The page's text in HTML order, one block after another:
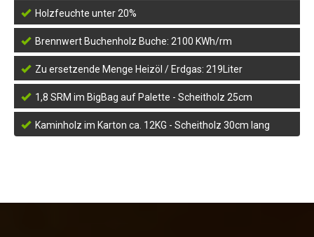
Holzfeuchte unter 20%
Brennwert Buchenholz Buche: 2100 KWh/rm
Zu ersetzende Menge Heizöl / Erdgas: 219Liter
1,8 SRM im BigBag auf Palette - Scheitholz 25cm
verfügbar
Kaminholz im Karton ca. 12KG - Scheitholz 30cm lang